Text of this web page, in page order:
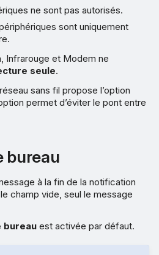
ne sont pas autorisés.
sont uniquement
Infrarouge et Modem ne
seule.
sans fil propose l’option
permet d’éviter le pont entre
bureau
à la fin de la notification
champ vide, seul le message
bureau est activée par défaut.